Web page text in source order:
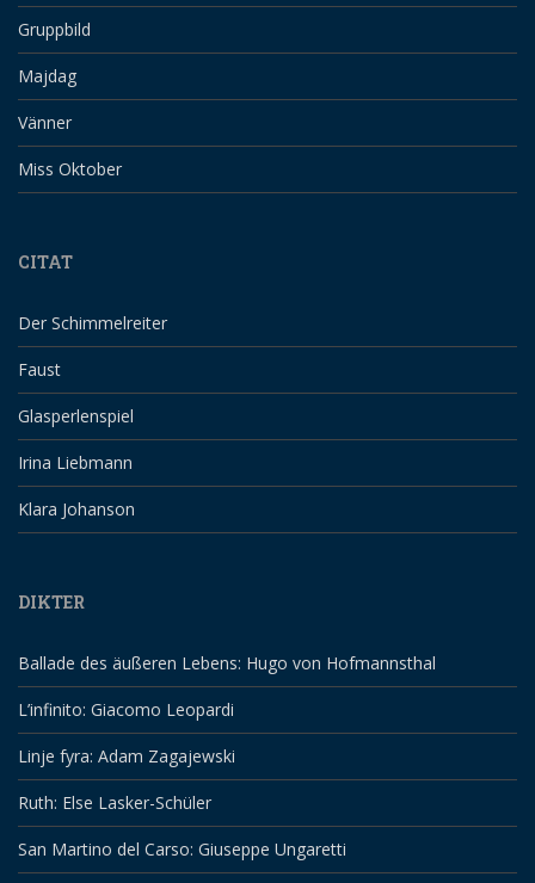
Gruppbild
Majdag
Vänner
Miss Oktober
CITAT
Der Schimmelreiter
Faust
Glasperlenspiel
Irina Liebmann
Klara Johanson
DIKTER
Ballade des äußeren Lebens: Hugo von Hofmannsthal
L’infinito: Giacomo Leopardi
Linje fyra: Adam Zagajewski
Ruth: Else Lasker-Schüler
San Martino del Carso: Giuseppe Ungaretti